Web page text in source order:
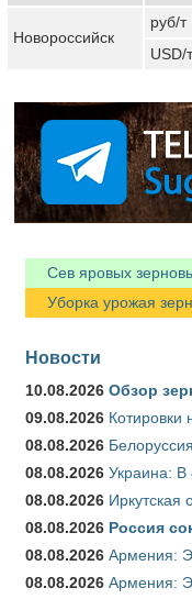
Новороссийск
руб/т
USD/т
Сев яровых
Уборка урожая
Новости
10.08.2026 Обзор
09.08.2026 Котировки
08.08.2026
08.08.2026 Украина:
08.08.2026 Иркутская
08.08.2026 Россия
08.08.2026 Армения:
08.08.2026 Армения: